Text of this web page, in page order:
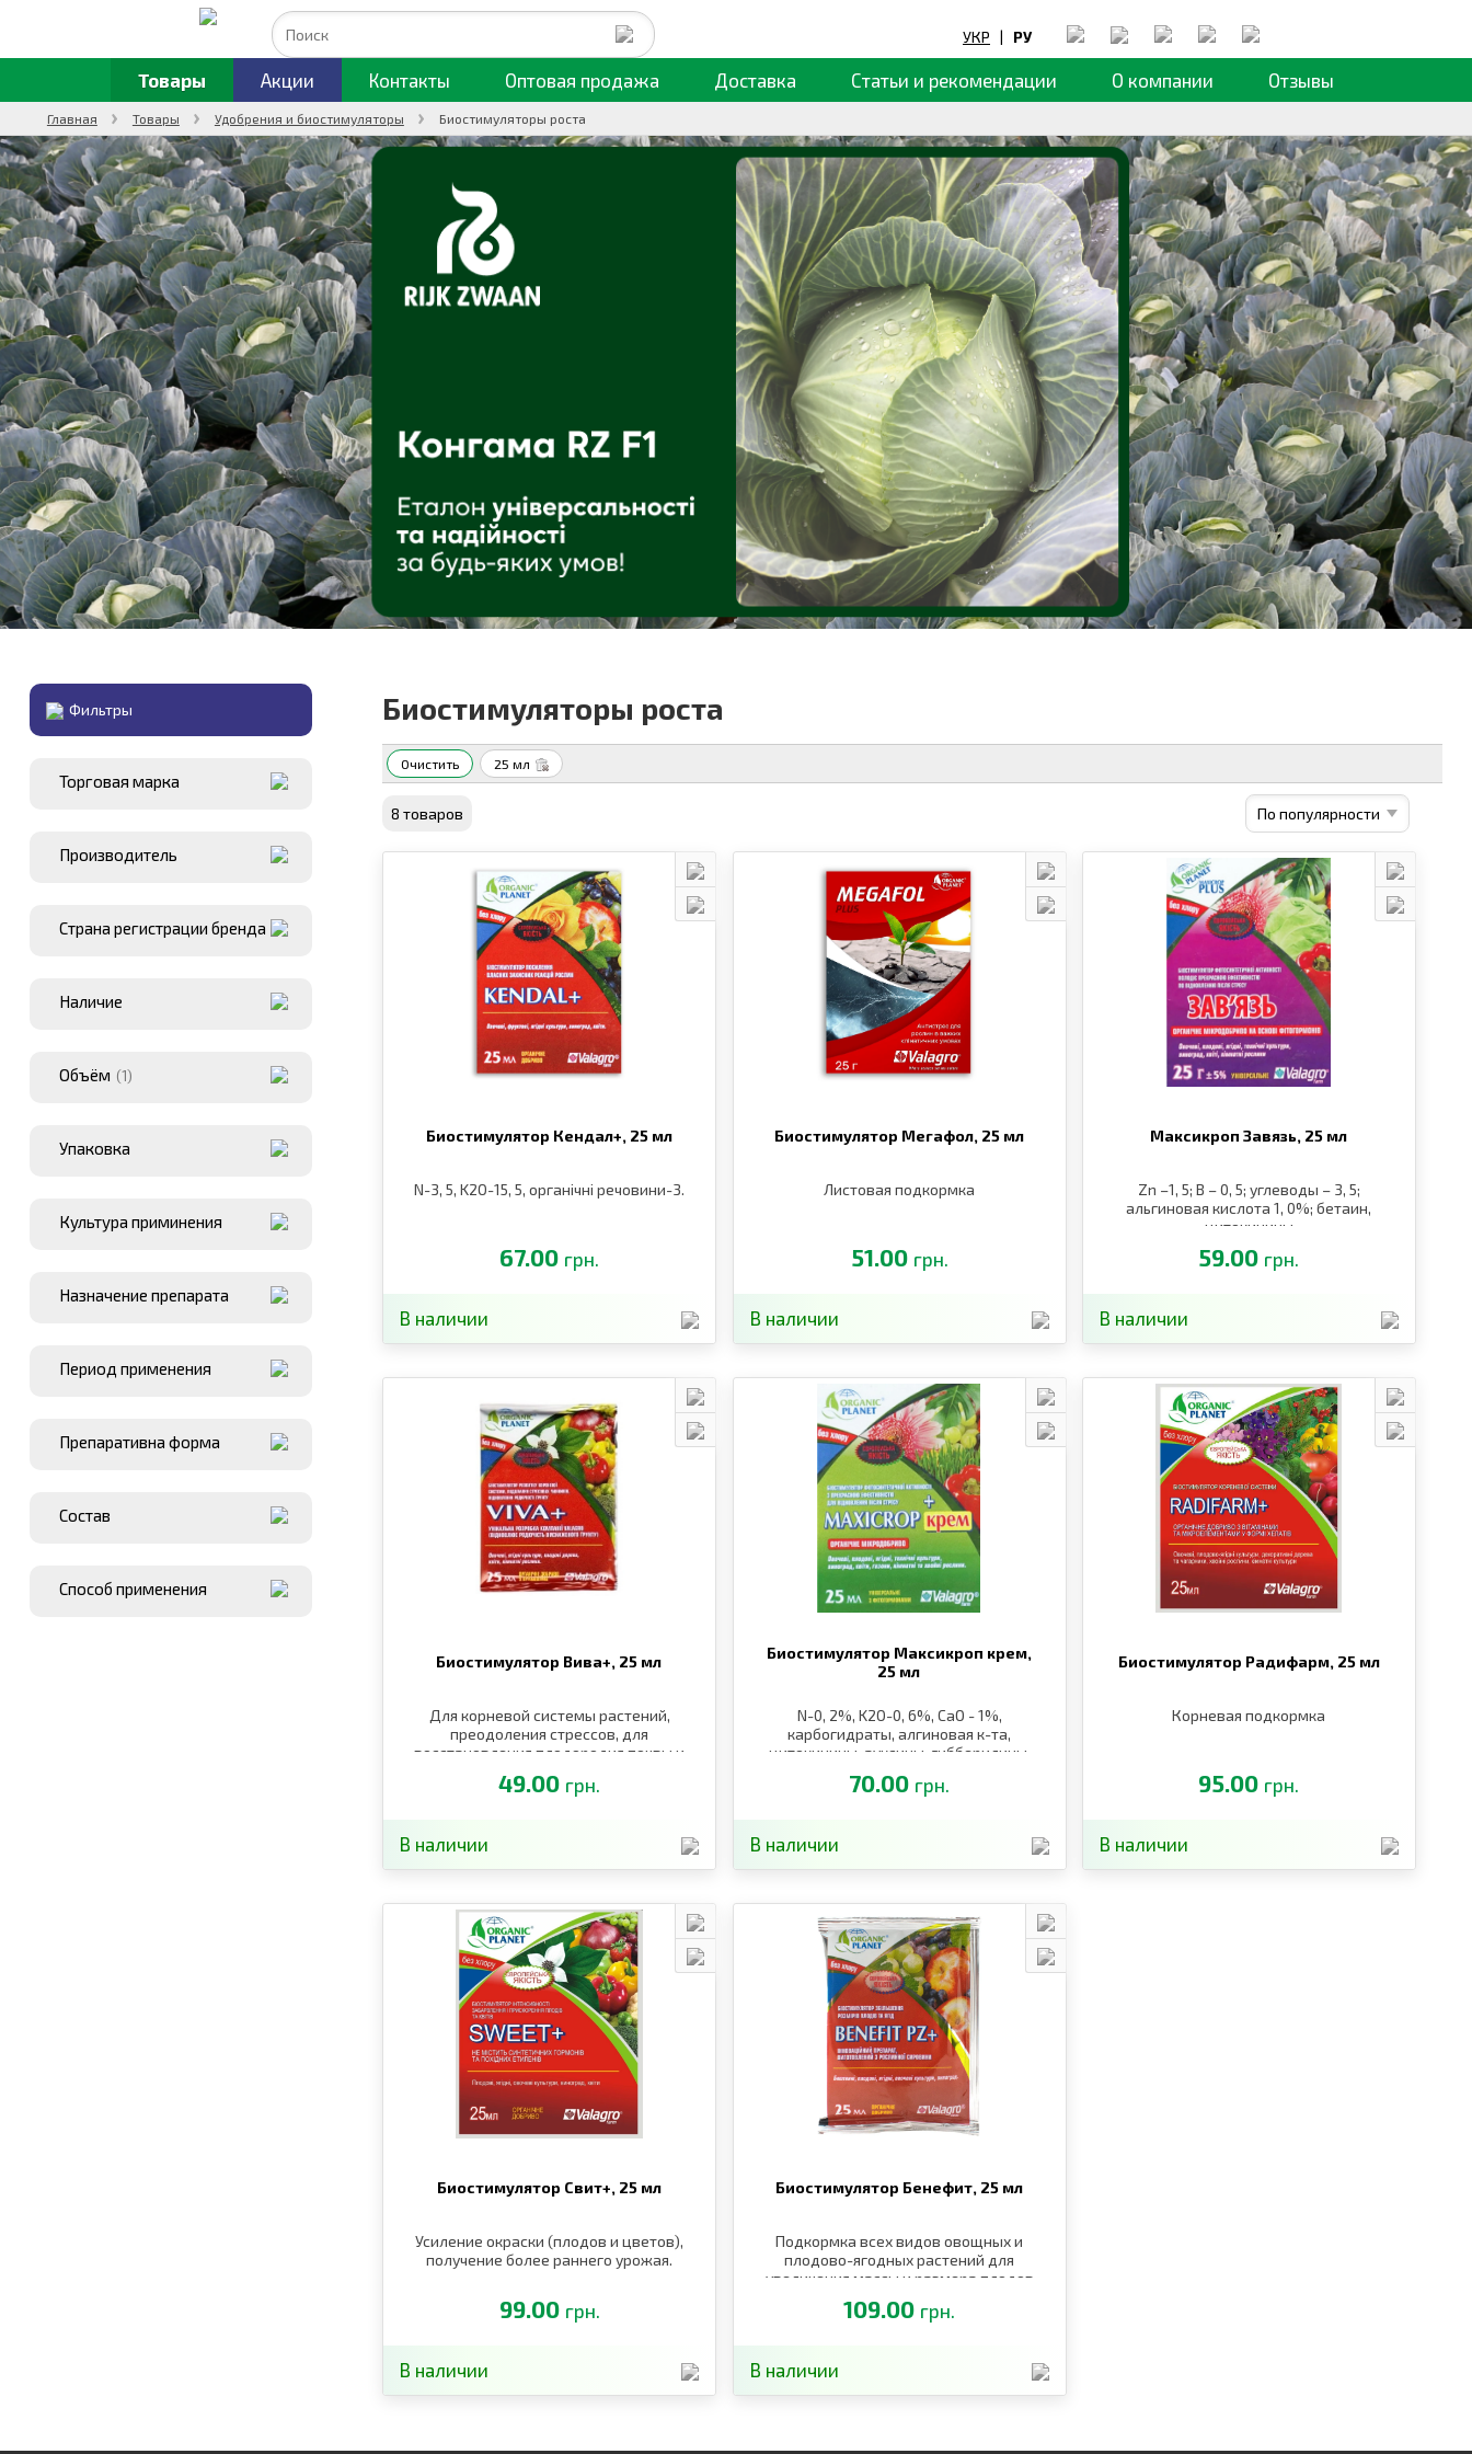
УКР | РУ
Товары Акции Контакты Оптовая продажа Доставка Статьи и рекомендации О компании Отзывы
Главная Товары Удобрения и биостимуляторы Биостимуляторы роста
Фильтры
Торговая марка
Производитель
Страна регистрации бренда
Наличие
Объём (1)
Упаковка
Культура приминения
Назначение препарата
Период применения
Препаративна форма
Состав
Способ применения
Биостимуляторы роста
Очистить 25 мл
8 товаров
Биостимулятор Кендал+, 25 мл
N-3, 5, K2O-15, 5, органічні речовини-3.
67.00 грн.
В наличии
Биостимулятор Мегафол, 25 мл
Листовая подкормка
51.00 грн.
В наличии
Максикроп Завязь, 25 мл
Zn –1, 5; B – 0, 5; углеводы – 3, 5;
альгиновая кислота 1, 0%; бетаин,
цитокинины
59.00 грн.
В наличии
Биостимулятор Вива+, 25 мл
Для корневой системы растений,
преодоления стрессов, для
восстановления плодородия почвы и
49.00 грн.
В наличии
Биостимулятор Максикроп крем,
25 мл
N-0, 2%, K2O-0, 6%, СаО - 1%,
карбогидраты, алгиновая к-та,
цитокинины, ауксины, гибберилины,
70.00 грн.
В наличии
Биостимулятор Радифарм, 25 мл
Корневая подкормка
95.00 грн.
В наличии
Биостимулятор Свит+, 25 мл
Усиление окраски (плодов и цветов),
получение более раннего урожая.
99.00 грн.
В наличии
Биостимулятор Бенефит, 25 мл
Подкормка всех видов овощных и
плодово-ягодных растений для
увеличения массы и размера плодов
109.00 грн.
В наличии